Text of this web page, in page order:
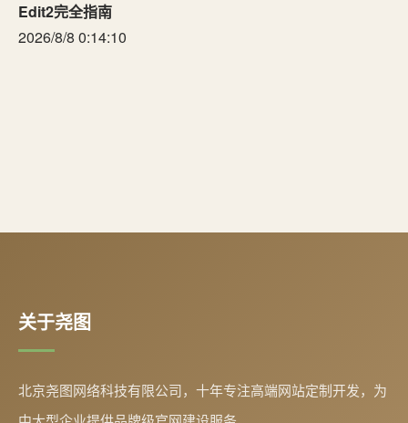
Edit2完全指南
2026/8/8 0:14:10
关于尧图
北京尧图网络科技有限公司，十年专注高端网站定制开发，为